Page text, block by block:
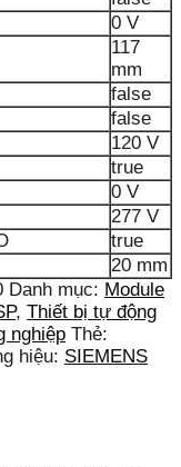
0 V
117
mm
false
false
120 V
true
0 V
277 V
true
20 mm
Danh mục: Module
, Thiết bị tự động
nghiệp Thẻ:
hiệu: SIEMENS